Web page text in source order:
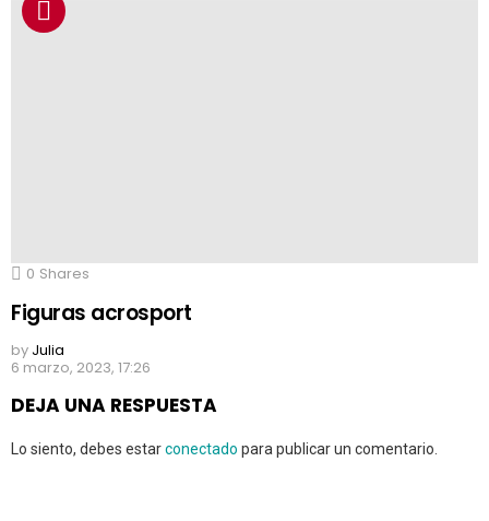
0 Shares
Figuras acrosport
by Julia
6 marzo, 2023, 17:26
DEJA UNA RESPUESTA
Lo siento, debes estarconectado para publicar un comentario.